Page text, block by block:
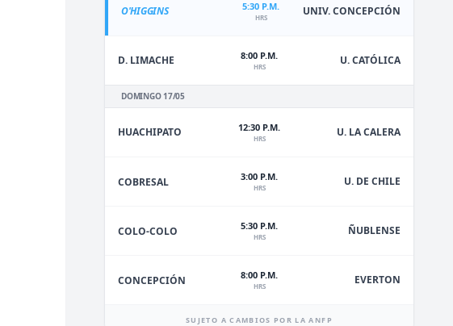
O'HIGGINS 5:30 P.M.
HRS UNIV. CONCEPCIÓN
D. LIMACHE 8:00 P.M.
HRS U. CATÓLICA
DOMINGO 17/05
HUACHIPATO 12:30 P.M.
HRS U. LA CALERA
COBRESAL 3:00 P.M.
HRS U. DE CHILE
COLO-COLO 5:30 P.M.
HRS ÑUBLENSE
CONCEPCIÓN 8:00 P.M.
HRS EVERTON
SUJETO A CAMBIOS POR LA ANFP